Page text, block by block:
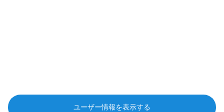
ユーザー情報を表示する